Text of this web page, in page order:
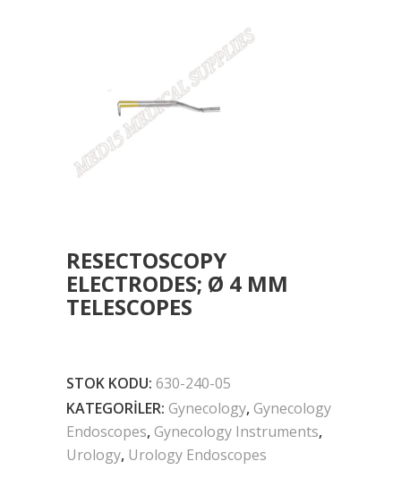
RESECTOSCOPY
ELECTRODES; Ø 4 MM
TELESCOPES
STOK KODU: 630-240-05
KATEGORILER: Gynecology,Gynecology
Endoscopes,Gynecology Instruments,
Urology, Urology Endoscopes